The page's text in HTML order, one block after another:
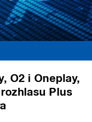
O2 i Oneplay,
Plus